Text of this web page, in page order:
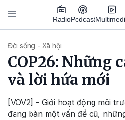
Nhảy đến nội dung
RadioPodcast
Đời sống - Xã hội
COP26: Những
và lời hứa mới
[VOV2] - Giới hoạt động môi
đang bàn một vấn đề cũ,